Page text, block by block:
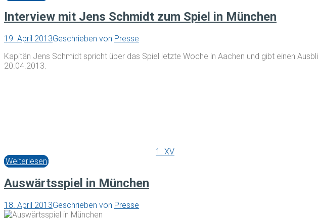
Interview mit Jens Schmidt zum Spiel in München
19. April 2013Geschrieben von Presse
Kapitän Jens Schmidt spricht über das Spiel letzte Woche in Aachen und gibt einen
20.04.2013.
1. XV
Weiterlesen
Auswärtsspiel in München
18. April 2013Geschrieben von Presse